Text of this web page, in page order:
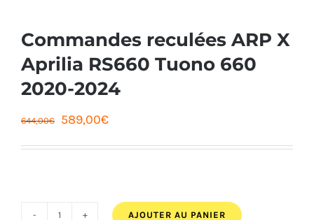
Commandes reculées ARP X
Aprilia RS660 Tuono 660
2020-2024
644,00€
Le
644,00€.
589,00€Le
589,00€.
AJOUTER AU PANIER